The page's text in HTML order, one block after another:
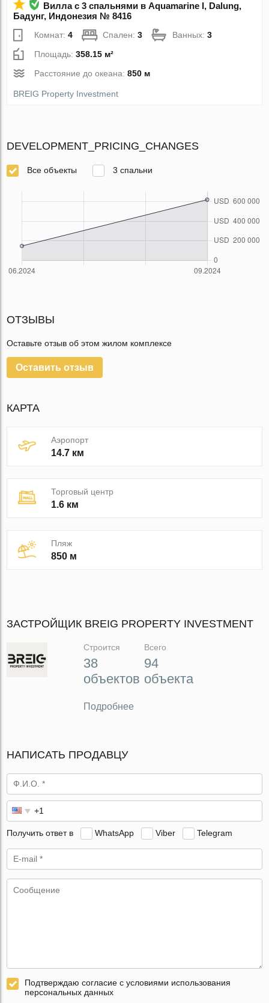
Вилла с 3 спальнями в Aquamarine I, Dalung,
Бадунг, Индонезия № 8416
Комнат:4 Спален:3 Ванных:3
Площадь:358.15 м²
Расстояние до океана:850 м
BREIG Property Investment
DEVELOPMENT_PRICING_CHANGES
Все объекты 3 спальни
ОТЗЫВЫ
Оставьте отзыв об этом жилом комплексе
Оставить отзыв
КАРТА
Аэропорт
14.7 км
Торговый центр
1.6 км
Пляж
850 м
ЗАСТРОЙЩИК BREIG PROPERTY INVESTMENT
Строится
38
объектов
Всего
94
объекта
Подробнее
НАПИСАТЬ ПРОДАВЦУ
Получить ответ в WhatsApp Viber Telegram
Подтверждаю согласие с условиями использования
персональных данных